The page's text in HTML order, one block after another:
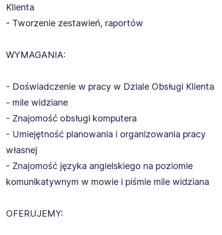
Klienta
- Tworzenie zestawień, raportów
WYMAGANIA:
- Doświadczenie w pracy w Dziale Obsługi Klienta
- mile widziane
- Znajomość obsługi komputera
- Umiejętność planowania i organizowania pracy
własnej
- Znajomość języka angielskiego na poziomie
komunikatywnym w mowie i piśmie mile widziana
OFERUJEMY: